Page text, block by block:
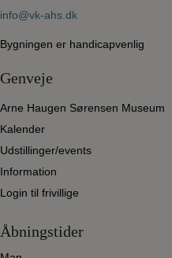
info@vk-ahs.dk
Bygningen er handicapvenlig
Genveje
Arne Haugen Sørensen Museum
Kalender
Udstillinger/events
Information
Login til frivillige
Åbningstider